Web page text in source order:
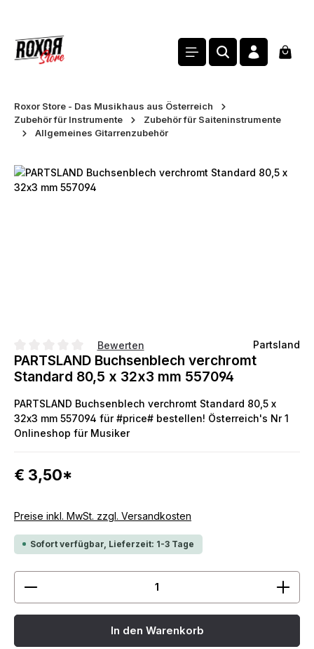
Roxor Store - Das Musikhaus aus Österreich
Zubehör für Instrumente
Zubehör für Saiteninstrumente
Allgemeines Gitarrenzubehör
Bildergalerie überspringen
Durchschnittliche Bewertung von 0 von 5 Sternen
Bewerten Partsland
PARTSLAND Buchsenblech verchromt
Standard 80,5 x 32x3 mm 557094
PARTSLAND Buchsenblech verchromt Standard 80,5 x
32x3 mm 557094 für #price# bestellen! Österreich's Nr 1
Onlineshop für Musiker
€ 3,50*
Preise inkl. MwSt. zzgl. Versandkosten
Sofort verfügbar, Lieferzeit: 1-3 Tage
Produkt Anzahl: Gib den gewünschten Wert ein
In den Warenkorb